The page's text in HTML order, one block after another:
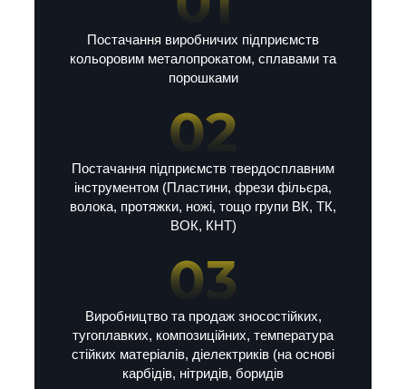
Постачання виробничих підприємств
кольоровим металопрокатом, сплавами та
порошками
Постачання підприємств твердосплавним
інструментом (Пластини, фрези фільєра,
волока, протяжки, ножі, тощо групи ВК, ТК,
ВОК, КНТ)
Виробництво та продаж зносостійких,
тугоплавких, композиційних, температура
стійких матеріалів, діелектриків (на основі
карбідів, нітридів, боридів